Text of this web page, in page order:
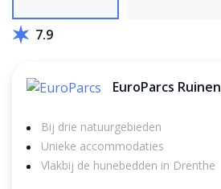
7.9
EuroParcs Ruinen
Bij drie natuurgebieden
Unieke accommodaties
Vlakbij de hunebedden in Drenthe